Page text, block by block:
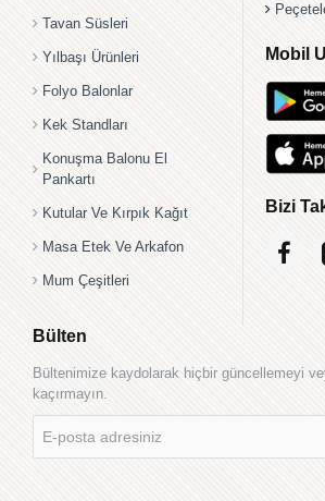
Tavan Süsleri
Yılbaşı Ürünleri
Folyo Balonlar
Kek Standları
Konuşma Balonu El
Pankartı
Kutular Ve Kırpık Kağıt
Masa Etek Ve Arkafon
Mum Çeşitleri
Mobil
Bizi
Bülten
Bültenimize kaydolarak hiçbir güncellemeyi
kaçırmayın.
posta
adresiniz